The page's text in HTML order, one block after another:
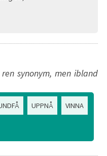
synonym, men ibland
UPPNÅ VINNA